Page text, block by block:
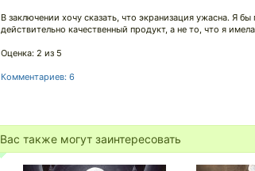
В заключении хочу сказать, что экранизация ужасна. Я
действительно качественный продукт, а не то, что я
Оценка: 2 из 5
Комментариев: 6
Вас также могут заинтересовать